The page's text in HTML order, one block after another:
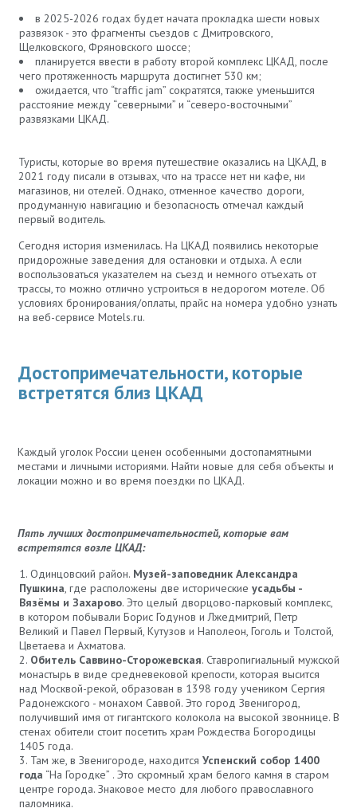
в 2025-2026 годах будет начата прокладка шести новых
развязок - это фрагменты съездов с Дмитровского,
Щелковского, Фряновского шоссе;
планируется ввести в работу второй комплекс ЦКАД, после
чего протяженность маршрута достигнет 530 км;
ожидается, что “traffic jam” сократятся, также уменьшится
расстояние между “северными” и “северо-восточными”
развязками ЦКАД.
Туристы, которые во время путешествие оказались на ЦКАД, в
2021 году писали в отзывах, что на трассе нет ни кафе, ни
магазинов, ни отелей. Однако, отменное качество дороги,
продуманную навигацию и безопасность отмечал каждый
первый водитель.
Сегодня история изменилась. На ЦКАД появились некоторые
придорожные заведения для остановки и отдыха. А если
воспользоваться указателем на съезд и немного отъехать от
трассы, то можно отлично устроиться в недорогом мотеле. Об
условиях бронирования/оплаты, прайс на номера удобно узнать
на веб-сервисе Motels.ru.
Достопримечательности, которые
встретятся близ ЦКАД
Каждый уголок России ценен особенными достопамятными
местами и личными историями. Найти новые для себя объекты и
локации можно и во время поездки по ЦКАД.
Пять лучших достопримечательностей, которые вам
встретятся возле ЦКАД:
Одинцовский район. Музей-заповедник Александра
Пушкина, где расположены две исторические усадьбы -
Вязёмы и Захарово. Это целый дворцово-парковый комплекс,
в котором побывали Борис Годунов и Лжедмитрий, Петр
Великий и Павел Первый, Кутузов и Наполеон, Гоголь и Толстой,
Цветаева и Ахматова.
Обитель Саввино-Сторожевская. Ставропигиальный мужской
монастырь в виде средневековой крепости, которая высится
над Москвой-рекой, образован в 1398 году учеником Сергия
Радонежского - монахом Саввой. Это город Звенигород,
получивший имя от гигантского колокола на высокой звоннице. В
стенах обители стоит посетить храм Рождества Богородицы
1405 года.
Там же, в Звенигороде, находится Успенский собор 1400
года “На Городке” . Это скромный храм белого камня в старом
центре города. Знаковое место для любого православного
паломника.